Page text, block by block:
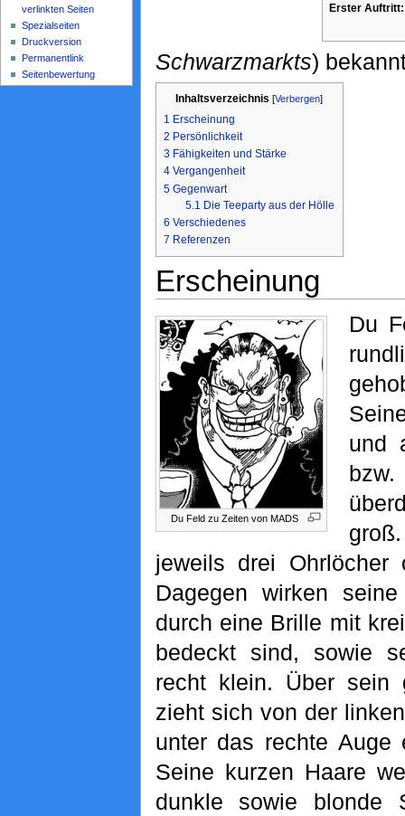
Erster Auftritt:
Schwarzmarkts)
Inhaltsverzeichnis [Verbergen]
1 Erscheinung
2 Persönlichkeit
3 Fähigkeiten und Stärke
4 Vergangenheit
5 Gegenwart
5.1 Die Teeparty aus der Hölle
6 Verschiedenes
7 Referenzen
Erscheinung
Du Feld zu Zeiten von MADS
Du
und
bzw.
jeweils drei Ohrlöcher
Dagegen wirken
durch eine Brille mit
bedeckt sind, sowie
recht klein. Über sein
zieht sich von der
unter das rechte Auge
Seine kurzen Haare
dunkle sowie blonde
verlinkten Seiten
Spezialseiten
Druckversion
Permanentlink
Seitenbewertung